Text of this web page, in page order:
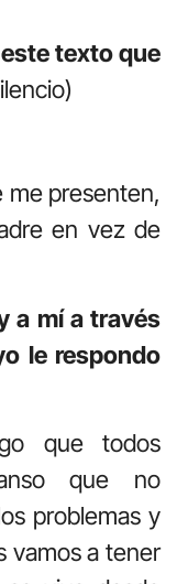
texto que
me presenten,
en vez de
a mí a través
le respondo
que todos
que no
problemas y
vamos a tener